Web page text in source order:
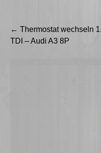
Beitragsnavigation
← Thermostat wechseln
TDI – Audi A3 8P